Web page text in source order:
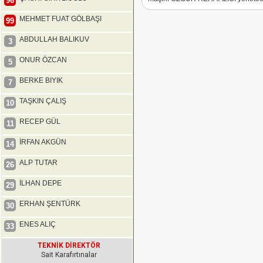
99 MEHMET FUAT GÖLBAŞI
3 ABDULLAH BALIKUV
5 ONUR ÖZCAN
7 BERKE BIYIK
10 TAŞKIN ÇALIŞ
11 RECEP GÜL
14 İRFAN AKGÜN
26 ALP TUTAR
29 İLHAN DEPE
30 ERHAN ŞENTÜRK
33 ENES ALIÇ
TEKNİK DİREKTÖR
Sait Karafırtınalar